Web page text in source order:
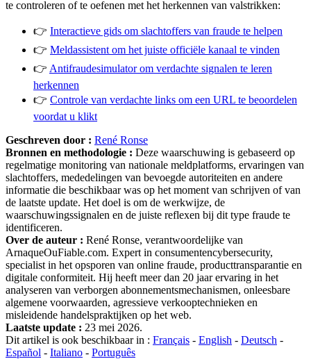
te controleren of te oefenen met het herkennen van valstrikken:
👉 Interactieve gids om slachtoffers van fraude te helpen
👉 Meldassistent om het juiste officiële kanaal te vinden
👉 Antifraudesimulator om verdachte signalen te leren
herkennen
👉 Controle van verdachte links om een URL te beoordelen
voordat u klikt
Geschreven door : René Ronse
Bronnen en methodologie : Deze waarschuwing is gebaseerd op
regelmatige monitoring van nationale meldplatforms, ervaringen van
slachtoffers, mededelingen van bevoegde autoriteiten en andere
informatie die beschikbaar was op het moment van schrijven of van
de laatste update. Het doel is om de werkwijze, de
waarschuwingssignalen en de juiste reflexen bij dit type fraude te
identificeren.
Over de auteur : René Ronse, verantwoordelijke van
ArnaqueOuFiable.com. Expert in consumentencybersecurity,
specialist in het opsporen van online fraude, producttransparantie en
digitale conformiteit. Hij heeft meer dan 20 jaar ervaring in het
analyseren van verborgen abonnementsmechanismen, onleesbare
algemene voorwaarden, agressieve verkooptechnieken en
misleidende handelspraktijken op het web.
Laatste update : 23 mei 2026.
Dit artikel is ook beschikbaar in : Français - English - Deutsch -
Español - Italiano - Português